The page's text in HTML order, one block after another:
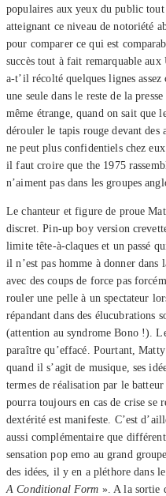
populaires aux yeux du public tout
atteignant ce niveau de notoriété
pour comparer ce qui est
succès tout à fait remarquable
a-t’il récolté quelques lignes assez
une seule dans le reste de la
même étrange, quand on sait que
dérouler le tapis rouge devant des
ne peut plus confidentiels chez
il faut croire que the 1975
n’aiment pas dans les groupes
Le chanteur et figure de proue
discret. Pin-up boy version
limite tête-à-claques et un passé
il n’est pas homme à donner
avec des coups de force pas
rouler une pelle à un spectateur
répandant dans des élucubrations
(attention au syndrome Bono !).
paraître qu’effacé. Pourtant,
quand il s’agit de musique, ses
termes de réalisation par le
pourra toujours en cas de crise se
dextérité est manifeste. C’est
aussi complémentaire que
sensation pop emo au grand
des idées, il y en a pléthore dans
A Conditional Form ». A la sortie